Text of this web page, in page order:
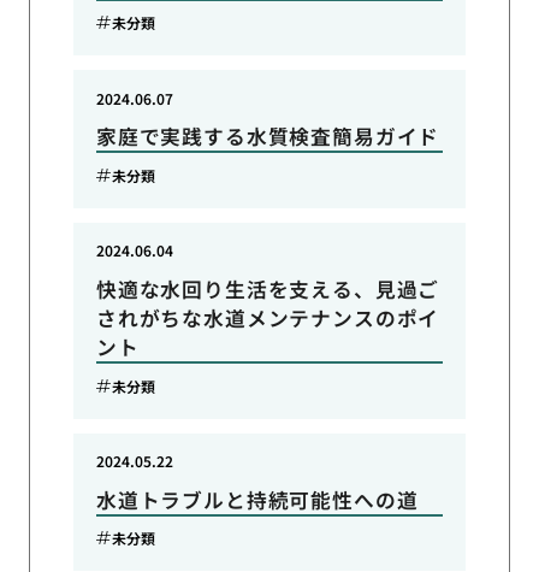
未分類
家庭で実践する水質検査簡易ガイド
2024.06.07
未分類
快適な水回り生活を支える、見過ご
されがちな水道メンテナンスのポイ
ント
2024.06.04
未分類
水道トラブルと持続可能性への道
2024.05.22
未分類